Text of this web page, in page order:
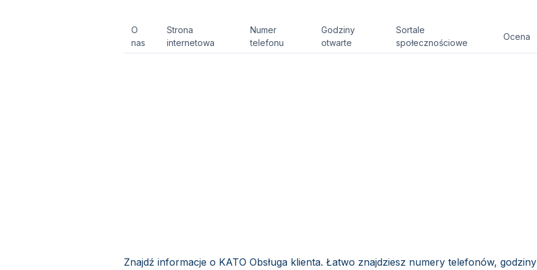
O
nas
Strona
internetowa
Numer
telefonu
Godziny
otwarte
Sortale
społecznościowe
Ocena
Znajdź informacje o KATO Obsługa klienta. Łatwo znajdziesz numery telefonów, godziny